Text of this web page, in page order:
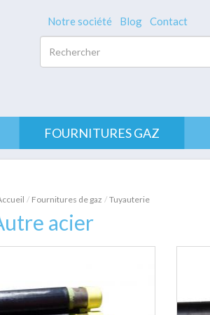
Notre société Blog Contact
Rechercher
FOURNITURES GAZ
Fournitures de gaz Tuyauterie
acier